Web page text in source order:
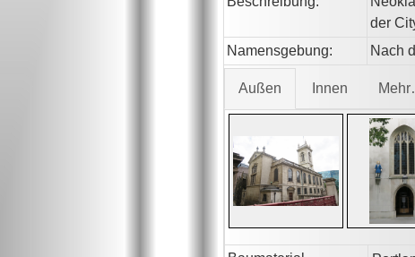
der
Namensgebung:
Nach
Außen Innen